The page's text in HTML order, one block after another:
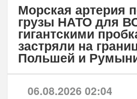
Морская артерия
грузы НАТО для
гигантскими
застряли на
Польшей и
06.08.2026 02:04